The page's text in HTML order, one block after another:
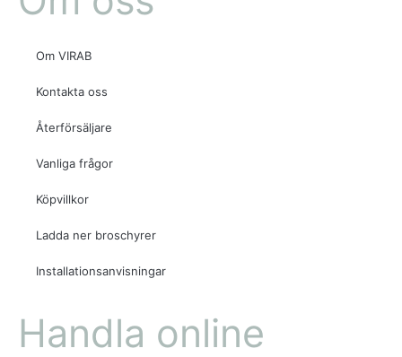
Om VIRAB
Kontakta oss
Återförsäljare
Vanliga frågor
Köpvillkor
Ladda ner broschyrer
Installationsanvisningar
Handla online